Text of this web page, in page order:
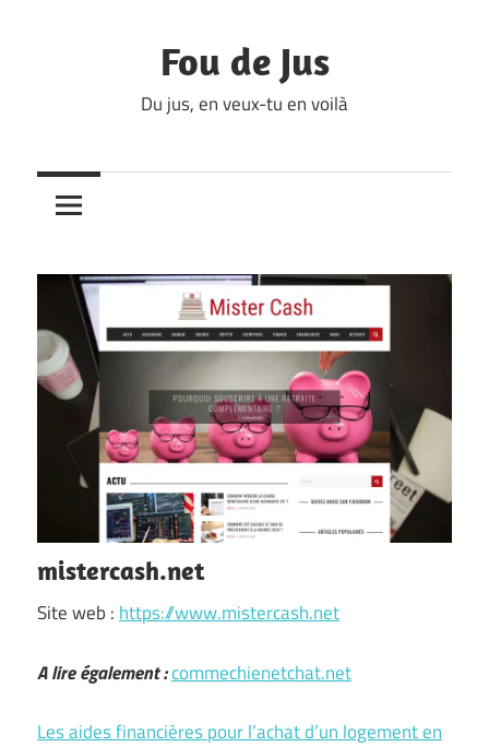
Fou de Jus
Du jus, en veux-tu en voilà
mistercash.net
Site web : https://www.mistercash.net
A lire également :commechienetchat.net
Les aides financières pour l’achat d’un logement en